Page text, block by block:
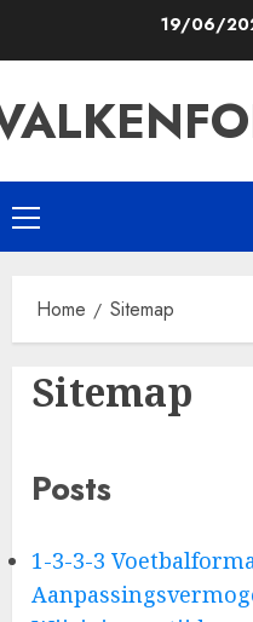
19/06/
Primary
Menu
Home Sitemap
Sitemap
Posts
1-3-3-3